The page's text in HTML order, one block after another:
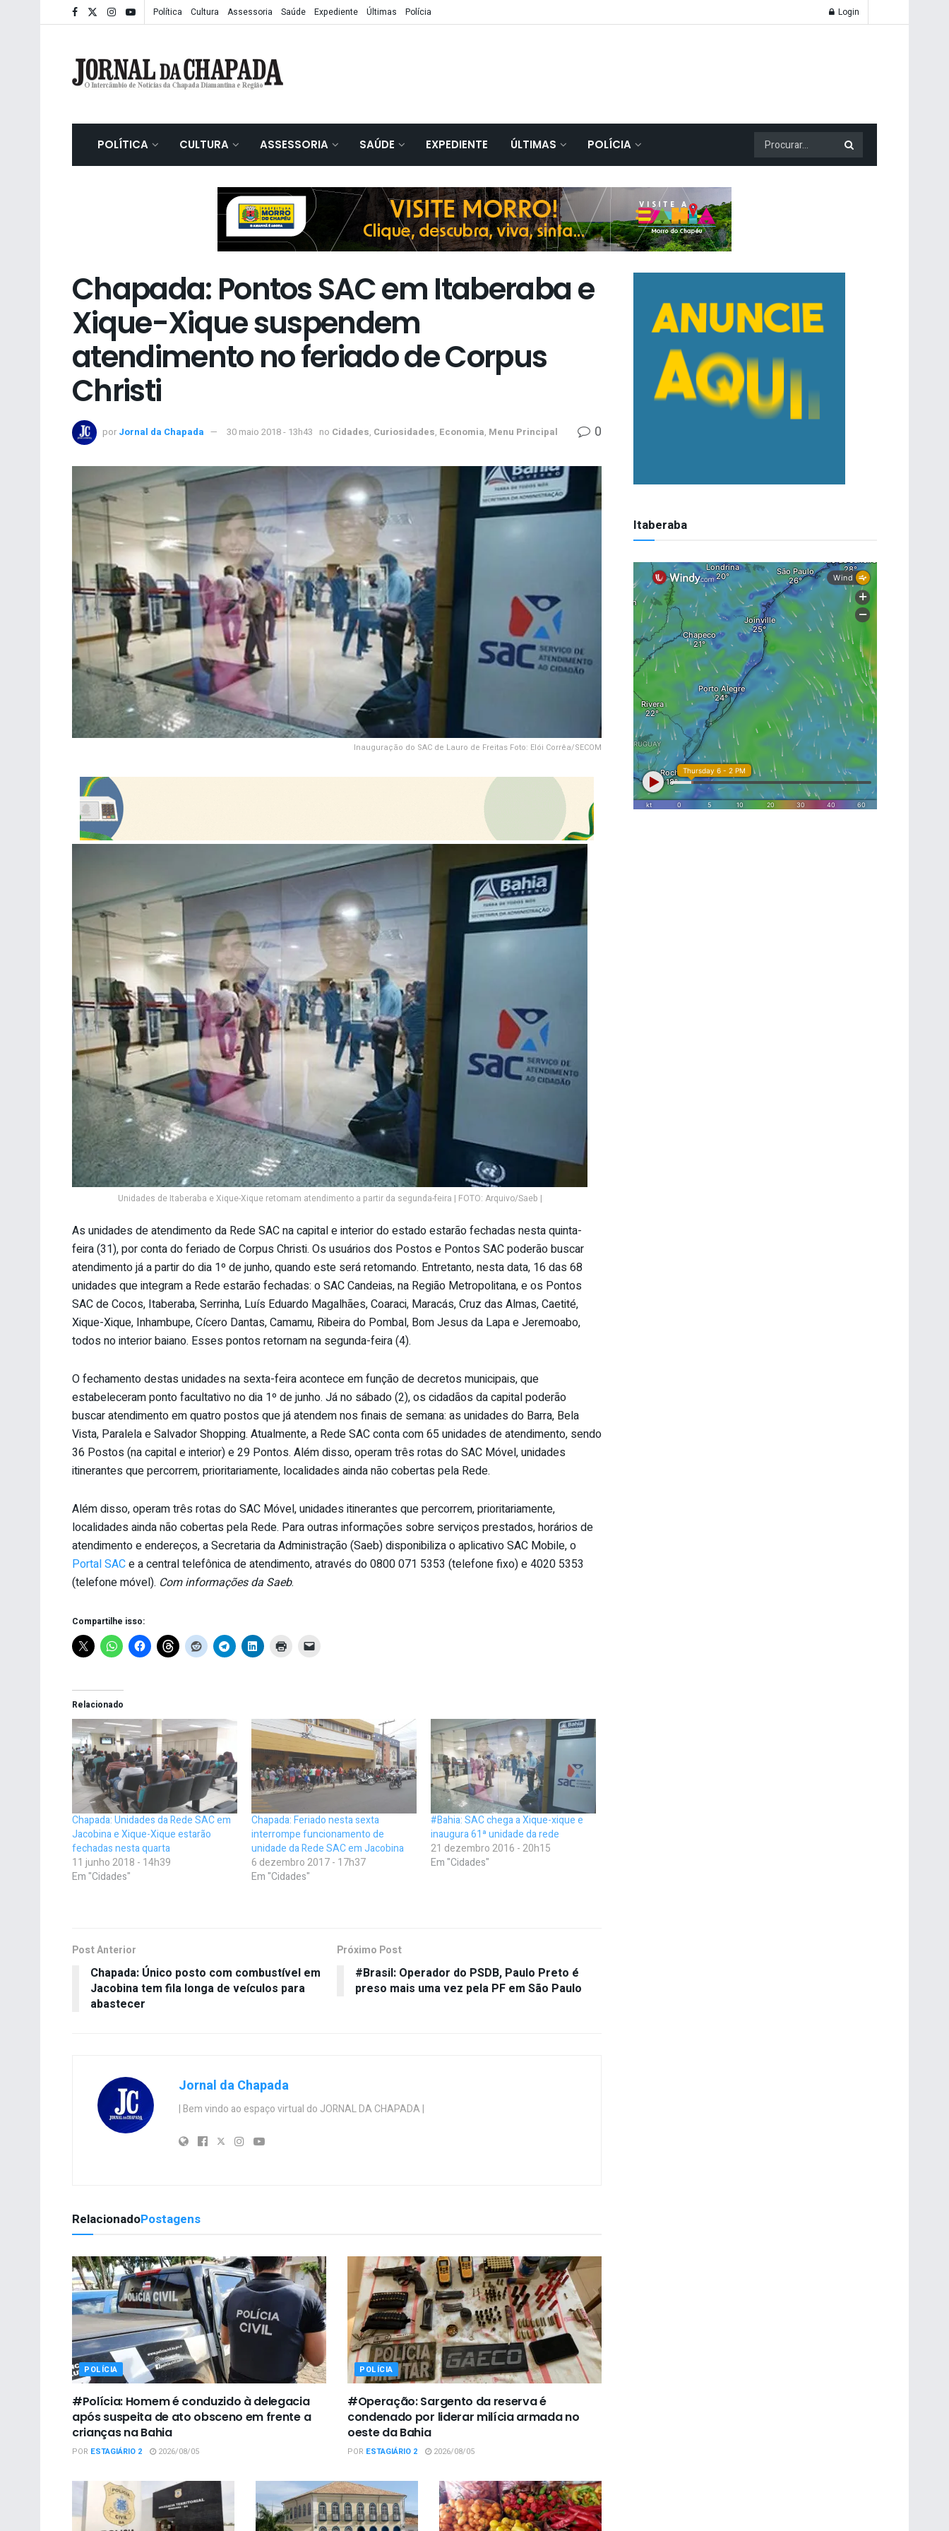
Política Cultura Assessoria Saúde Expediente Últimas Polícia Login
POLÍTICA CULTURA ASSESSORIA SAÚDE EXPEDIENTE ÚLTIMAS POLÍCIA
Chapada: Pontos SAC em Itaberaba e
Xique-Xique suspendem
atendimento no feriado de Corpus
Christi
por Jornal da Chapada 30 maio 2018 - 13h43 no Cidades, Curiosidades, Economia, Menu Principal 0
Inauguração do SAC de Lauro de Freitas Foto: Elói Corrêa/SECOM
Unidades de Itaberaba e Xique-Xique retomam atendimento a partir da segunda-feira | FOTO: Arquivo/Saeb |
As unidades de atendimento da Rede SAC na capital e interior do estado estarão fechadas nesta quinta-
feira (31), por conta do feriado de Corpus Christi. Os usuários dos Postos e Pontos SAC poderão buscar
atendimento já a partir do dia 1º de junho, quando este será retomando. Entretanto, nesta data, 16 das 68
unidades que integram a Rede estarão fechadas: o SAC Candeias, na Região Metropolitana, e os Pontos
SAC de Cocos, Itaberaba, Serrinha, Luís Eduardo Magalhães, Coaraci, Maracás, Cruz das Almas, Caetité,
Xique-Xique, Inhambupe, Cícero Dantas, Camamu, Ribeira do Pombal, Bom Jesus da Lapa e Jeremoabo,
todos no interior baiano. Esses pontos retornam na segunda-feira (4).
O fechamento destas unidades na sexta-feira acontece em função de decretos municipais, que
estabeleceram ponto facultativo no dia 1º de junho. Já no sábado (2), os cidadãos da capital poderão
buscar atendimento em quatro postos que já atendem nos finais de semana: as unidades do Barra, Bela
Vista, Paralela e Salvador Shopping. Atualmente, a Rede SAC conta com 65 unidades de atendimento, sendo
36 Postos (na capital e interior) e 29 Pontos. Além disso, operam três rotas do SAC Móvel, unidades
itinerantes que percorrem, prioritariamente, localidades ainda não cobertas pela Rede.
Além disso, operam três rotas do SAC Móvel, unidades itinerantes que percorrem, prioritariamente,
localidades ainda não cobertas pela Rede. Para outras informações sobre serviços prestados, horários de
atendimento e endereços, a Secretaria da Administração (Saeb) disponibiliza o aplicativo SAC Mobile, o
Portal SACe a central telefônica de atendimento, através do 0800 071 5353 (telefone fixo) e 4020 5353
(telefone móvel). Com informações da Saeb.
Compartilhe isso:
Relacionado
Chapada: Unidades da Rede SAC em
Jacobina e Xique-Xique estarão
fechadas nesta quarta
11 junho 2018 - 14h39
Em "Cidades"
Chapada: Feriado nesta sexta
interrompe funcionamento de
unidade da Rede SAC em Jacobina
6 dezembro 2017 - 17h37
Em "Cidades"
#Bahia: SAC chega a Xique-xique e
inaugura 61ª unidade da rede
21 dezembro 2016 - 20h15
Em "Cidades"
Post Anterior
Chapada: Único posto com combustível em
Jacobina tem fila longa de veículos para
abastecer
Próximo Post
#Brasil: Operador do PSDB, Paulo Preto é
preso mais uma vez pela PF em São Paulo
Jornal da Chapada
| Bem vindo ao espaço virtual do JORNAL DA CHAPADA |
RelacionadoPostagens
POLÍCIA
#Polícia: Homem é conduzido à delegacia
após suspeita de ato obsceno em frente a
crianças na Bahia
POR ESTAGIÁRIO 2 2026/08/05
POLÍCIA
#Operação: Sargento da reserva é
condenado por liderar milícia armada no
oeste da Bahia
POR ESTAGIÁRIO 2 2026/08/05
Itaberaba